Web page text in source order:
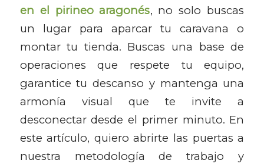
en el pirineo aragonés, no solo buscas
un lugar para aparcar tu caravana o
montar tu tienda. Buscas una base de
operaciones que respete tu equipo,
garantice tu descanso y mantenga una
armonía visual que te invite a
desconectar desde el primer minuto. En
este artículo, quiero abrirte las puertas a
nuestra metodología de trabajo y